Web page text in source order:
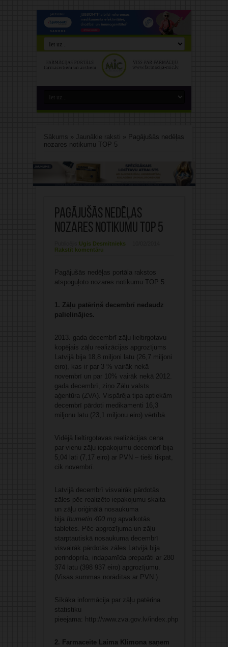
Sākums » Jaunākie raksti » Pagājušās nedēļas
nozares notikumu TOP 5
Pagājušās nedēļas
nozares notikumu TOP 5
Ugis Desmitnieks
Rakstīt komentāru
Pagājušās nedēļas portāla rakstos
atspoguļoto nozares notikumu TOP 5:
1. Zāļu patēriņš decembrī nedaudz
palielinājies.
2013. gada decembrī zāļu lieltirgotavu
kopējais zāļu realizācijas apgrozījums
Latvijā bija 18,8 miljoni latu (26,7 miljoni
eiro), kas ir par 3 % vairāk nekā
novembrī un par 10% vairāk nekā 2012.
gada decembrī, ziņo Zāļu valsts
aģentūra (ZVA). Vispārēja tipa aptiekām
decembrī pārdoti medikamenti 16,3
miljonu latu (23,1 miljonu eiro) vērtībā.
Vidējā lieltirgotavas realizācijas cena
par vienu zāļu iepakojumu decembrī bija
5,04 lati (7,17 eiro) ar PVN – tieši tikpat,
cik novembrī.
Latvijā decembrī visvairāk pārdotās
zāles pēc realizēto iepakojumu skaita
un zāļu oriģinālā nosaukuma
bija Ibumetin 400 mgapvalkotās
tabletes. Pēc apgrozījuma un zāļu
starptautiskā nosaukuma decembrī
visvairāk pārdotās zāles Latvijā bija
perindoprila, indapamīda preparāti ar 280
374 latu (398 937 eiro) apgrozījumu.
(Visas summas norādītas ar PVN.)
Sīkāka informācija par zāļu patēriņa
statistiku
pieejama: http://www.zva.gov.lv/index.php
2. Farmaceite Laima Klimona saņem